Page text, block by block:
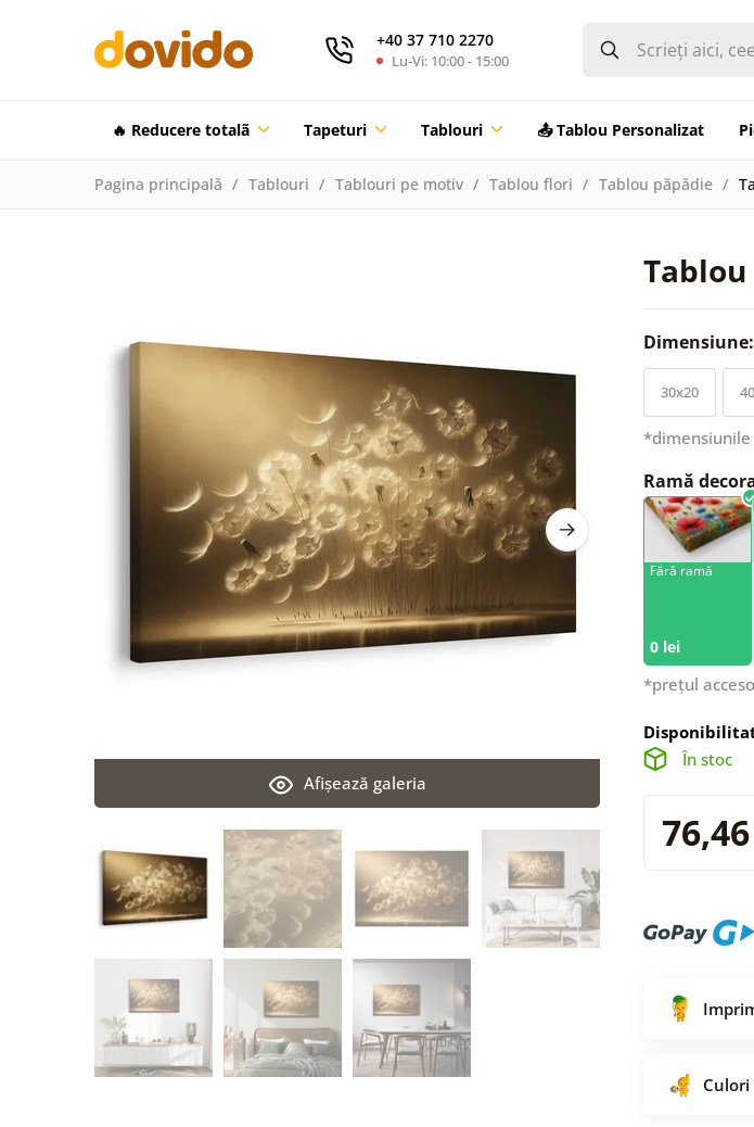
+40 37 710 2270
Lu-Vi: 10:00 - 15:00
🔥 Reducere totalã Tapeturi Tablouri 📤 Tablou Personalizat
Pagina principală Tablouri Tablouri pe motiv Tablou flori Tablou păpădie
Afişează galeria
Dimensiune:
30x20
Ramă
Fără ramă
0 lei
*prețul
În stoc